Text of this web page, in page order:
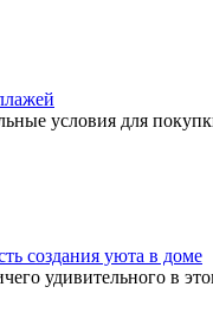
условия для
создания уюта в доме
удивительного в